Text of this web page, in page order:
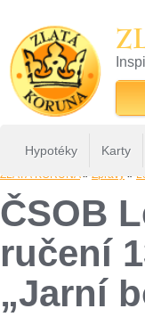
22
Hypotéky Karty
ZLATÁ KORUNA» Zprávy »
ČSOB
ručení
„Jarní